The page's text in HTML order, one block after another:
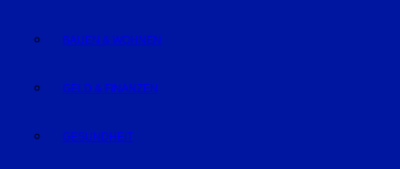
BAUEN & WOHNEN
GELD & FINANZEN
GESUNDHEIT